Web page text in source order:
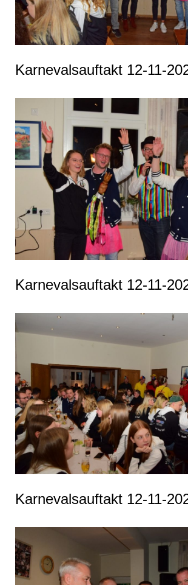
Karnevalsauftakt 12-11-
Karnevalsauftakt 12-11-
Karnevalsauftakt 12-11-